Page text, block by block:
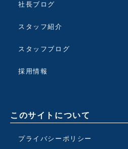
社長ブログ
スタッフ紹介
スタッフブログ
採用情報
このサイトについて
プライバシーポリシー